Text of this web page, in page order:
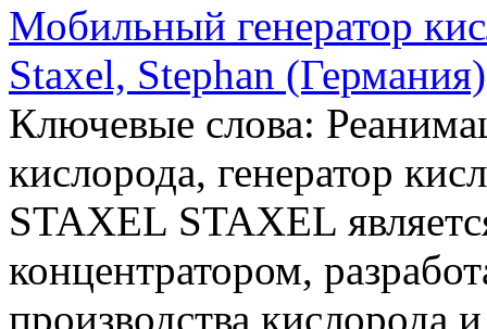
Мобильный генератор
Staxel, Stephan (Германия)
Ключевые слова:
кислорода, генератор
STAXEL STAXEL
концентратором,
производства кислорода